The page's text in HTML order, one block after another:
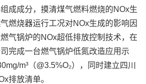
成成分，摸清煤气燃料燃烧的NOx生
燃烧器运行工况对NOx生成的影响因
气锅炉的NOx超低排放控制技术，在
完成一台燃气锅炉低氮改造应用示
m³（@3.5%O₂），同时建立四川
排放清单。